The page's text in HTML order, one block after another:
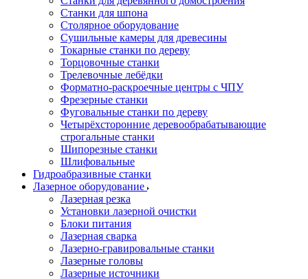
Станки для шпона
Столярное оборудование
Сушильные камеры для древесины
Токарные станки по дереву
Торцовочные станки
Трелевочные лебёдки
Форматно-раскроечные центры с ЧПУ
Фрезерные станки
Фуговальные станки по дереву
Четырёхсторонние деревообрабатывающие
строгальные станки
Шипорезные станки
Шлифовальные
Гидроабразивные станки
Лазерное оборудование
Лазерная резка
Установки лазерной очистки
Блоки питания
Лазерная сварка
Лазерно-гравировальные станки
Лазерные головы
Лазерные источники